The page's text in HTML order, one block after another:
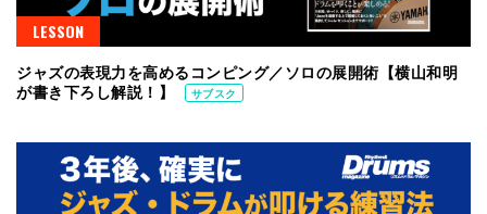
LESSON
ジャズの表現力を高めるコンピング／ソロの展開術【横山和明
が書き下ろし解説！】
サブスク